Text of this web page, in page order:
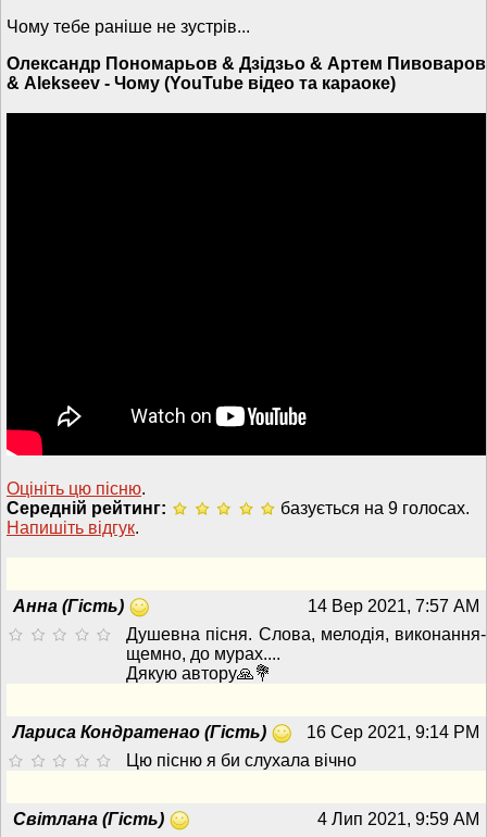
Чому тебе раніше не зустрів...
Олександр Пономарьов & Дзідзьо & Артем Пивоваров
& Alekseev - Чому (YouTube відео та караоке)
Оцініть цю пісню.
Середній рейтинг:
базується на 9 голосах.
Напишiть вiдгук.
14 Вер 2021, 7:57 AM
Анна (Гість)
Душевна пісня. Слова, мелодія, виконання-
щемно, до мурах....
Дякую автору🙏💐
16 Сер 2021, 9:14 PM
Лариса Кондратенао (Гість)
Цю пісню я би слухала вічно
4 Лип 2021, 9:59 AM
Світлана (Гість)